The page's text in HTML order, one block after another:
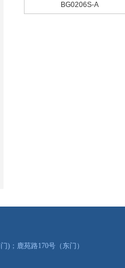
BG0206S-A
)；鹿苑路170号（东门）